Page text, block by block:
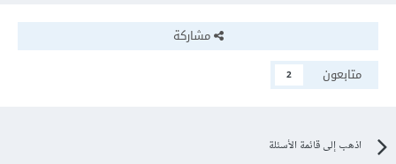
مشاركة
متابعون
2
اذهب إلى قائمة الأسئلة